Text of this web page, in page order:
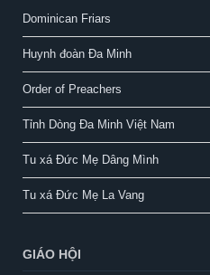
Dominican Friars
Huynh đoàn Đa Minh
Order of Preachers
Tỉnh Dòng Đa Minh Việt Nam
Tu xá Đức Mẹ Dâng Mình
Tu xá Đức Mẹ La Vang
GIÁO HỘI